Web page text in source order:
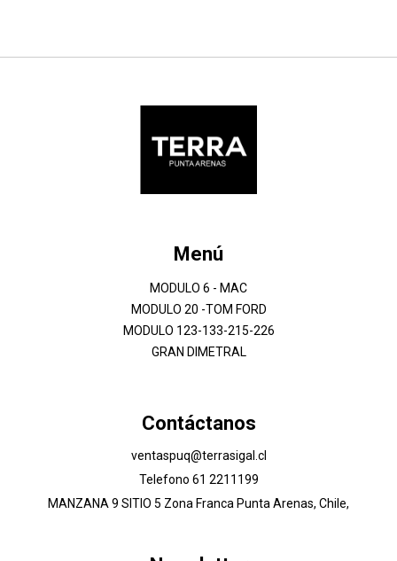
Menú
MODULO 6 - MAC
MODULO 20 -TOM FORD
MODULO 123-133-215-226
GRAN DIMETRAL
Contáctanos
ventaspuq@terrasigal.cl
Telefono 61 2211199
MANZANA 9 SITIO 5 Zona Franca Punta Arenas, Chile,